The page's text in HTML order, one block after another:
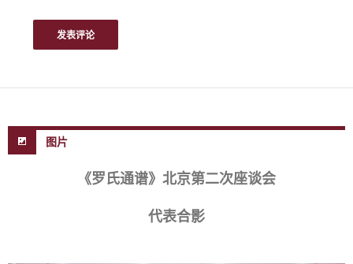
图片
《罗氏通谱》北京第二次座谈会
代表合影